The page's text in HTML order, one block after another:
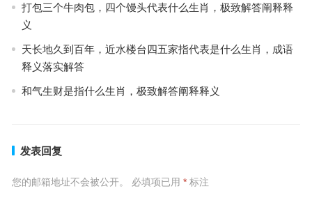
打包三个牛肉包，四个馒头代表什么生肖，极致解答阐释释
义
天长地久到百年，近水楼台四五家指代表是什么生肖，成语
释义落实解答
和气生财是指什么生肖，极致解答阐释释义
发表回复
您的邮箱地址不会被公开。 必填项已用 *标注